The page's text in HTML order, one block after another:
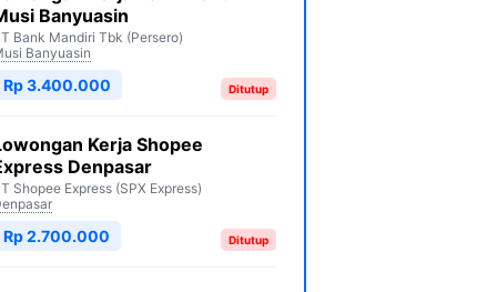
Banyuasin
Bank Mandiri Tbk (Persero)
Banyuasin
Ditutup
Rp 3.400.000
Kerja Shopee
Denpasar
Shopee Express (SPX Express)
Ditutup
Rp 2.700.000